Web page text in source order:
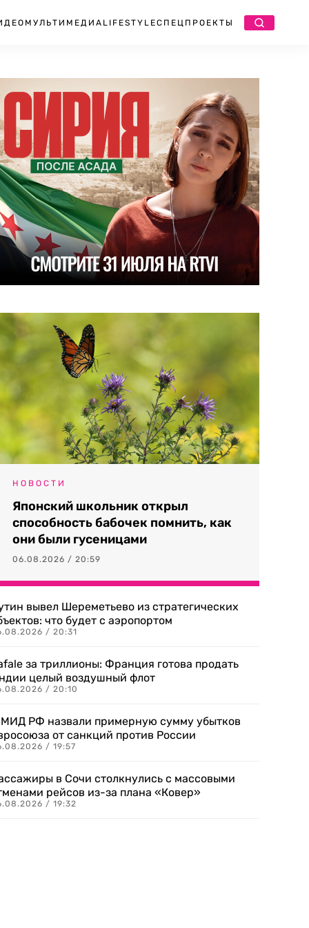
МУЛЬТИМЕДИА LIFESTYLEСПЕЦПРОЕКТЫ
НОВОСТИ
Японский школьник открыл
способность бабочек помнить, как
они были гусеницами
06.08.2026 / 20:59
вывел Шереметьево из стратегических
что будет с аэропортом
/ 20:31
за триллионы: Франция готова продать
целый воздушный флот
/ 20:10
РФ назвали примерную сумму убытков
от санкций против России
/ 19:57
в Сочи столкнулись с массовыми
рейсов из-за плана «Ковер»
/ 19:32